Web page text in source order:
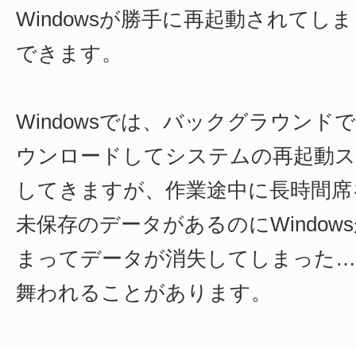
Windowsが勝手に再起動されてし
できます。
Windowsでは、バックグラウンド
ウンロードしてシステムの再起動
してきますが、作業途中に長時間
未保存のデータがあるのに
まってデータが消失してしまった
舞われることがあります。